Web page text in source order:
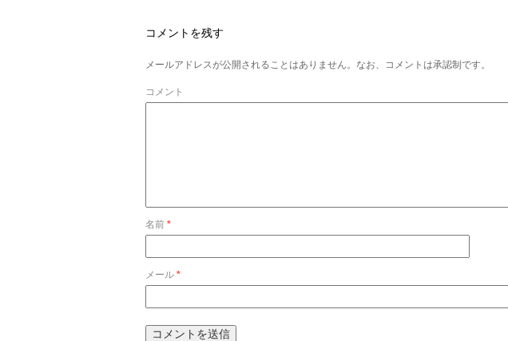
コメントを残す
メールアドレスが公開されることはありません。なお、コメントは承認制です。
コメント
名前 *
メール *